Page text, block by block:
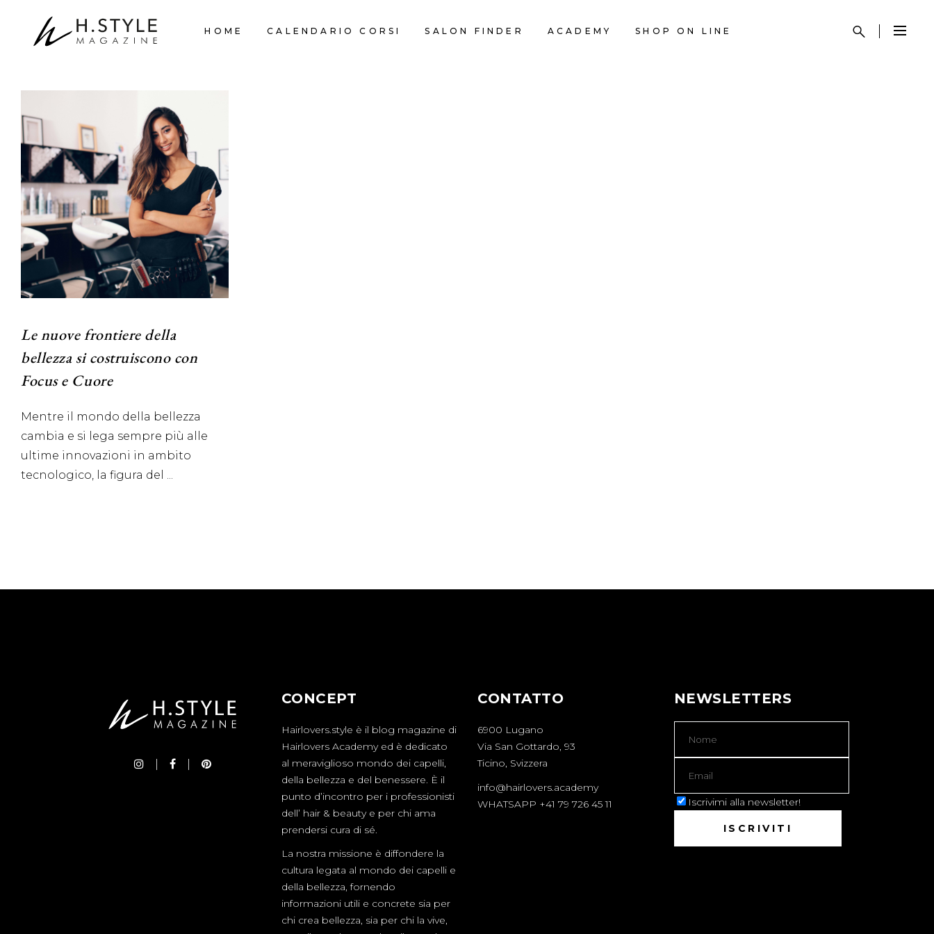
HOME CALENDARIO CORSI SALON FINDER ACADEMY SHOP ON LINE
Le nuove frontiere della
bellezza si costruiscono con
Focus e Cuore
Mentre il mondo della bellezza
cambia e si lega sempre più alle
ultime innovazioni in ambito
tecnologico, la figura del
CONCEPT
Hairlovers.style è il blog magazine di
Hairlovers Academy ed è dedicato
al meraviglioso mondo dei capelli,
della bellezza e del benessere. È il
punto d’incontro per i professionisti
dell’ hair & beauty e per chi ama
prendersi cura di sé.
La nostra missione è diffondere la
cultura legata al mondo dei capelli e
della bellezza, fornendo
informazioni utili e concrete sia per
chi crea bellezza, sia per chi la vive,
CONTATTO
6900 Lugano
Via San Gottardo, 93
Ticino, Svizzera
info@hairlovers.academy
WHATSAPP +41 79 726 45 11
NEWSLETTERS
Iscrivimi alla newsletter!